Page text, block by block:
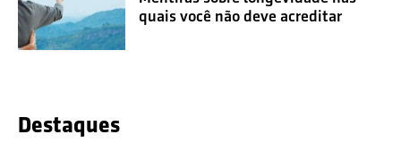
quais você não deve acreditar
Destaques